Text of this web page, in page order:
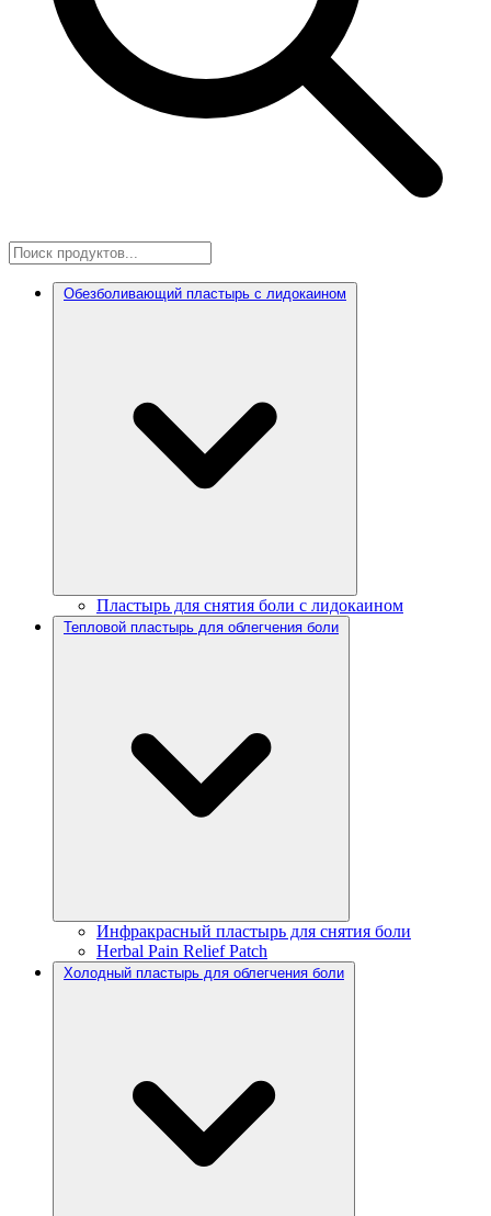
Обезболивающий пластырь с лидокаином
Пластырь для снятия боли с лидокаином
Тепловой пластырь для облегчения боли
Инфракрасный пластырь для снятия боли
Herbal Pain Relief Patch
Холодный пластырь для облегчения боли